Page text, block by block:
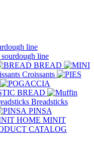
line
line
BREAD
Croissants
BREAD
Breadsticks
PINSA
MINIT
CATALOG